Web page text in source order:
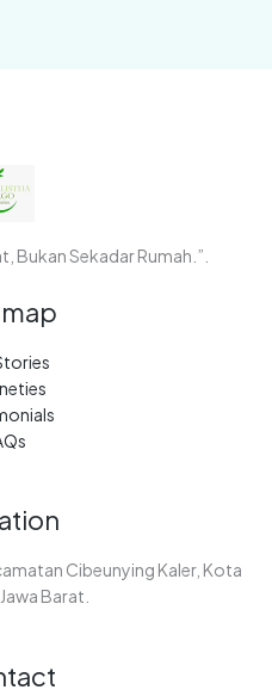
Bukan Sekadar Rumah.”.
Cibeunying Kaler, Kota
Barat.